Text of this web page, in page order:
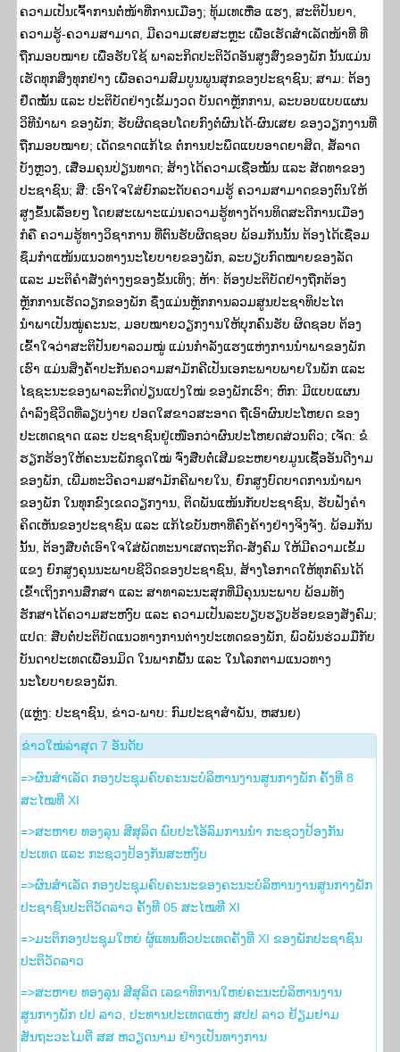
ຄວາມເປັນເຈົ້າການຕໍ່ໜ້າທີ່ການເມືອງ; ທຸ້ມເທເຫື່ອ ແຮງ, ສະຕິປັນຍາ,
ຄວາມຮູ້-ຄວາມສາມາດ, ມີຄວາມເສຍສະຫຼະ ເພື່ອເຮັດສຳເລັດໜ້າທີ່ ທີ່
ຖືກມອບໝາຍ ເພື່ອຮັບໃຊ້ ພາລະກິດປະຕິວັດອັນສູງສົ່ງຂອງພັກ ນັ້ນແມ່ນ
ເຮັດທຸກສິ່ງທຸກຢ່າງ ເພື່ອຄວາມສົມບູນພູນສຸກຂອງປະຊາຊົນ; ສາມ: ຕ້ອງ
ຢຶດໝັ້ນ ແລະ ປະຕິບັດຢ່າງເຂັ້ມງວດ ບັນດາຫຼັກການ, ລະບອບແບບແຜນ
ວິທີນຳພາ ຂອງພັກ; ຮັບຜິດຊອບໂດຍກົງຕໍ່ຜົນໄດ້-ຜົນເສຍ ຂອງວຽກງານທີ່
ຖືກມອບໝາຍ; ເດັດຂາດແກ້ໄຂ ຕໍ່ການປະພຶດແບບອາດຍາສິດ, ສໍ້ລາດ
ບັງຫຼວງ, ເສື່ອມຄຸນປ່ຽນທາດ; ສ້າງໄດ້ຄວາມເຊື່ອໝັ້ນ ແລະ ສັດທາຂອງ
ປະຊາຊົນ; ສີ່: ເອົາໃຈໃສ່ຍົກລະດັບຄວາມຮູ້ ຄວາມສາມາດຂອງຕົນໃຫ້
ສູງຂຶ້ນເລື້ອຍໆ ໂດຍສະເພາະແມ່ນຄວາມຮູ້ທາງດ້ານທິດສະດີການເມືອງ
ກໍຄື ຄວາມຮູ້ທາງວິຊາການ ທີ່ຕົນຮັບຜິດຊອບ ພ້ອມກັນນັ້ນ ຕ້ອງໄດ້ເຊື່ອມ
ຊຶມກຳແໜ້ນແນວທາງນະໂຍບາຍຂອງພັກ, ລະບຽບກົດໝາຍຂອງລັດ
ແລະ ມະຕິຄຳສັ່ງຕ່າງໆຂອງຂັ້ນເທິງ; ຫ້າ: ຕ້ອງປະຕິບັດຢ່າງຖືກຕ້ອງ
ຫຼັກການເຮັດວຽກຂອງພັກ ຊຶ່ງແມ່ນຫຼັກການລວມສູນປະຊາທິປະໄຕ
ນຳພາເປັນໝູ່ຄະນະ, ມອບໝາຍວຽກງານໃຫ້ບຸກຄົນຮັບ ຜິດຊອບ ຕ້ອງ
ເຂົ້າໃຈວ່າສະຕິປັນຍາລວມໝູ່ ແມ່ນກຳລັງແຮງແຫ່ງການນຳພາຂອງພັກ
ເຮົາ ແມ່ນສິ່ງຄໍ້າປະກັນຄວາມສາມັກຄີເປັນເອກະພາບພາຍໃນພັກ ແລະ
ໄຊຊະນະຂອງພາລະກິດປ່ຽນແປງໃໝ່ ຂອງພັກເຮົາ; ຫົກ: ມີແບບແຜນ
ດຳລົງຊີວິດທີ່ລຽບງ່າຍ ປອດໃສຂາວສະອາດ ຖືເອົາຜົນປະໂຫຍດ ຂອງ
ປະເທດຊາດ ແລະ ປະຊາຊົນຢູ່ເໜືອກວ່າຜົນປະໂຫຍດສ່ວນຕົວ; ເຈັດ: ຂໍ
ຮຽກຮ້ອງໃຫ້ຄະນະພັກຊຸດໃໝ່ ຈົ່ງສືບຕໍ່ເສີມຂະຫຍາຍມູນເຊື້ອອັນດີງາມ
ຂອງພັກ, ເພີ່ມທະວີຄວາມສາມັກຄີພາຍໃນ, ຍົກສູງບົດບາດການນຳພາ
ຂອງພັກ ໃນທຸກຂົງເຂດວຽກງານ, ຕິດພັນແໜ້ນກັບປະຊາຊົນ, ຮັບຟັງຄຳ
ຄິດເຫັນຂອງປະຊາຊົນ ແລະ ແກ້ໄຂບັນຫາທີ່ຄົງຄ້າງຢ່າງຈິງຈັງ. ພ້ອມກັນ
ນັ້ນ, ຕ້ອງສືບຕໍ່ເອົາໃຈໃສ່ພັດທະນາເສດຖະກິດ-ສັງຄົມ ໃຫ້ມີຄວາມເຂັ້ມ
ແຂງ ຍົກສູງຄຸນນະພາບຊີວິດຂອງປະຊາຊົນ, ສ້າງໂອກາດໃຫ້ທຸກຄົນໄດ້
ເຂົ້າເຖິງການສຶກສາ ແລະ ສາທາລະນະສຸກທີ່ມີຄຸນນະພາບ ພ້ອມທັງ
ຮັກສາໄດ້ຄວາມສະຫງົບ ແລະ ຄວາມເປັນລະບຽບຮຽບຮ້ອຍຂອງສັງຄົມ;
ແປດ: ສືບຕໍ່ປະຕິບັດແນວທາງການຕ່າງປະເທດຂອງພັກ, ພົວພັນຮ່ວມມືກັບ
ບັນດາປະເທດເພື່ອນມິດ ໃນພາກພື້ນ ແລະ ໃນໂລກຕາມແນວທາງ
ນະໂຍບາຍຂອງພັກ.
(ແຫຼ່ງ: ປະ​ຊາ​ຊົນ, ຂ່າວ-ພາບ: ກົມປະຊາສຳພັນ, ຫສນຍ)
​ຂ່າວ​ໃໝ່​ລ່າ​ສຸດ 7 ອັນ​ດັບ
=>ຜົນສໍາເລັດ ກອງປະຊຸມຄົບຄະນະບໍລິຫານງານສູນກາງພັກ ຄັ້ງທີ 8
ສະໄໝທີ XI
=>ສະຫາຍ ທອງລຸນ ສີສຸລິດ ພົບປະໂອ້ລົມການນຳ ກະຊວງປ້ອງກັນ
ປະເທດ ແລະ ກະຊວງປ້ອງກັນສະຫງົບ
=>ຜົນສຳເລັດ ກອງປະຊຸມຄົບຄະນະຂອງຄະນະບໍລິຫານງານສູນກາງພັກ
ປະຊາຊົນປະຕິວັດລາວ ຄັ້ງທີ 05 ສະໄໝທີ XI
=>ມະຕິກອງປະຊຸມໃຫຍ່ ຜູ້ແທນທົ່ວປະເທດຄັ້ງທີ XI ຂອງພັກປະຊາຊົນ
ປະຕິວັດລາວ
=>ສະຫາຍ ທອງລຸນ ສີສຸລິດ ເລຂາທິການໃຫຍ່ຄະນະບໍລິຫານງານ
ສູນກາງພັກ ປປ ລາວ, ປະທານປະເທດແຫ່ງ ສປປ ລາວ ຢ້ຽມຢາມ
ສັນຖະວະໄມຕີ ສສ ຫວຽດນາມ ຢ່າງເປັນທາງການ